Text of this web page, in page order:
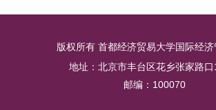
版权所有 首都经济贸易大学国际经济
地址：北京市丰台区花乡张家路
邮编：100070